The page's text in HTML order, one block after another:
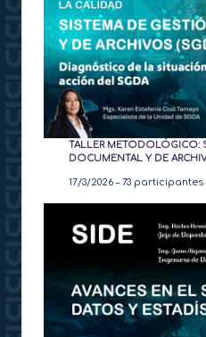
TALLER METODOLÓGICO:
DOCUMENTAL Y DE
17/3/2026 – 73 participantes